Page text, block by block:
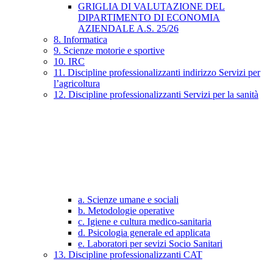
GRIGLIA DI VALUTAZIONE DEL
DIPARTIMENTO DI ECONOMIA
AZIENDALE A.S. 25/26
8. Informatica
9. Scienze motorie e sportive
10. IRC
11. Discipline professionalizzanti indirizzo Servizi per
l’agricoltura
12. Discipline professionalizzanti Servizi per la sanità
a. Scienze umane e sociali
b. Metodologie operative
c. Igiene e cultura medico-sanitaria
d. Psicologia generale ed applicata
e. Laboratori per sevizi Socio Sanitari
13. Discipline professionalizzanti CAT